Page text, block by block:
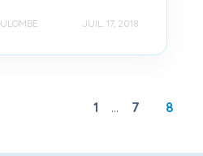
JUIL. 17, 2018
1 ... 7 8